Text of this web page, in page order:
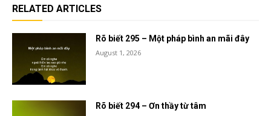
RELATED ARTICLES
Rõ biết 295 – Một pháp bình an mãi đây
August 1, 2026
Rõ biết 294 – Ơn thầy từ tâm